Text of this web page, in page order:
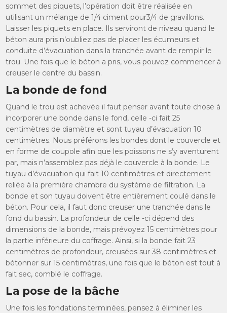
sommet des piquets, l’opération doit être réalisée en
utilisant un mélange de 1/4 ciment pour3/4 de gravillons.
Laisser les piquets en place. Ils serviront de niveau quand le
béton aura pris n’oubliez pas de placer les écumeurs et
conduite d’évacuation dans la tranchée avant de remplir le
trou. Une fois que le béton a pris, vous pouvez commencer à
creuser le centre du bassin.
La bonde de fond
Quand le trou est achevée il faut penser avant toute chose à
incorporer une bonde dans le fond, celle -ci fait 25
centimètres de diamètre et sont tuyau d’évacuation 10
centimètres. Nous préférons les bondes dont le couvercle et
en forme de coupole afin que les poissons ne s’y aventurent
par, mais n’assemblez pas déjà le couvercle à la bonde. Le
tuyau d’évacuation qui fait 10 centimètres et directement
reliée à la première chambre du système de filtration. La
bonde et son tuyau doivent être entièrement coulé dans le
béton. Pour cela, il faut donc creuser une tranchée dans le
fond du bassin. La profondeur de celle -ci dépend des
dimensions de la bonde, mais prévoyez 15 centimètres pour
la partie inférieure du coffrage. Ainsi, si la bonde fait 23
centimètres de profondeur, creusées sur 38 centimètres et
bétonner sur 15 centimètres, une fois que le béton est tout à
fait sec, comblé le coffrage.
La pose de la bâche
Une fois les fondations terminées, pensez à éliminer les